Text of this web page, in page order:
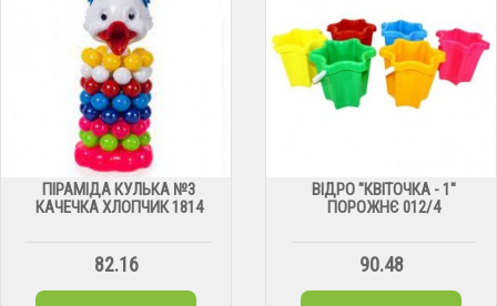
ПІРАМІДА КУЛЬКА №3
КАЧЕЧКА ХЛОПЧИК 1814
82.16
ВІДРО "КВІТОЧКА - 1"
ПОРОЖНЄ 012/4
90.48